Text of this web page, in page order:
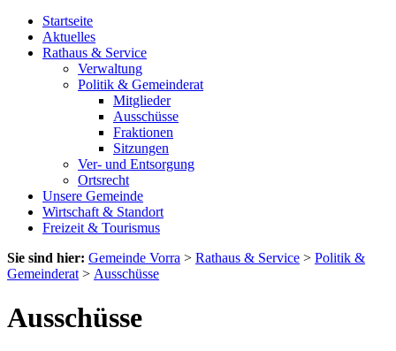
Startseite
Aktuelles
Rathaus & Service
Verwaltung
Politik & Gemeinderat
Mitglieder
Ausschüsse
Fraktionen
Sitzungen
Ver- und Entsorgung
Ortsrecht
Unsere Gemeinde
Wirtschaft & Standort
Freizeit & Tourismus
Sie sind hier: Gemeinde Vorra > Rathaus & Service > Politik &
Gemeinderat > Ausschüsse
Ausschüsse